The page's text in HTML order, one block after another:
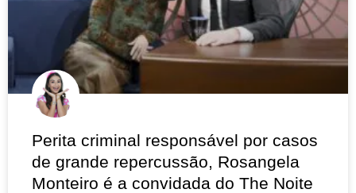
Perita criminal responsável por casos
de grande repercussão, Rosangela
Monteiro é a convidada do The Noite